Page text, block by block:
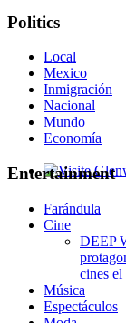
Politics
Local
Mexico
Inmigración
Nacional
Mundo
Economía
Entertainment
Farándula
Cine
DEEP
cines
Música
Espectáculos